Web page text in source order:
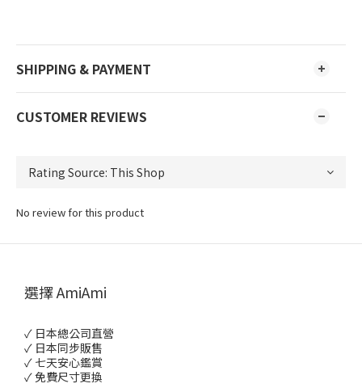
SHIPPING & PAYMENT
CUSTOMER REVIEWS
No review for this product
選擇 AmiAmi
✓ 日本總公司直營
✓ 日本同步販售
✓ 七天安心鑑賞
✓ 免費尺寸更換